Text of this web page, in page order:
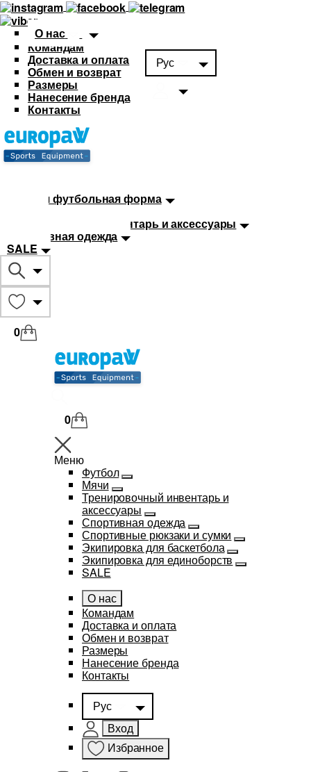
О нас
Командам
Доставка и оплата
Обмен и возврат
Размеры
Нанесение бренда
Контакты
Рус
Детская футбольная форма
Тренировочный инвентарь и аксессуары
Спортивная одежда
SALE
0
0
Меню
Футбол
Мячи
Тренировочный инвентарь и
аксессуары
Спортивная одежда
Спортивные рюкзаки и сумки
Экипировка для баскетбола
Экипировка для единоборств
SALE
О нас
Командам
Доставка и оплата
Обмен и возврат
Размеры
Нанесение бренда
Контакты
Рус
Вход
Избранное